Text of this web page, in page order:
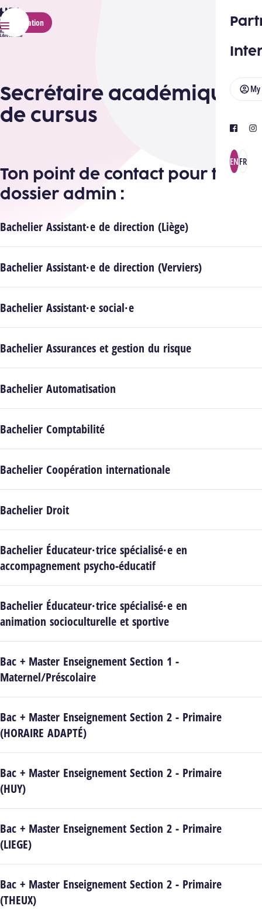
HELMo
Menu
My
facebook
ENFR
Application
Secrétaire académique et
de cursus
Ton point de contact pour ton
dossier admin :
Bachelier Assistant·e de direction (Liège)
Bachelier Assistant·e de direction (Verviers)
Bachelier Assistant·e social·e
Bachelier Assurances et gestion du risque
Bachelier Automatisation
Bachelier Comptabilité
Bachelier Coopération internationale
Bachelier Droit
Bachelier Éducateur·trice spécialisé·e en
accompagnement psycho-éducatif
Bachelier Éducateur·trice spécialisé·e en
animation socioculturelle et sportive
Bac + Master Enseignement Section 1 -
Maternel/Préscolaire
Bac + Master Enseignement Section 2 - Primaire
(HORAIRE ADAPTÉ)
Bac + Master Enseignement Section 2 - Primaire
(HUY)
Bac + Master Enseignement Section 2 - Primaire
(LIEGE)
Bac + Master Enseignement Section 2 - Primaire
(THEUX)